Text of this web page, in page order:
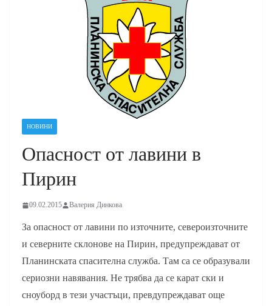
НОВИНИ
Опасност от лавини в
Пирин
09.02.2015 Валерия Динкова
За опасност от лавини по източните, североизточните
и северните склонове на Пирин, предупреждават от
Планинската спасителна служба. Там са се образували
сериозни навявания. Не трябва да се карат ски и
сноуборд в тези участъци, превдупреждават още